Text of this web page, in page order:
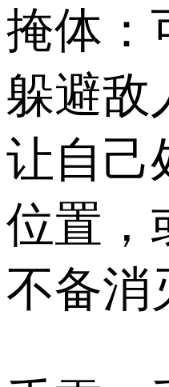
掩体：
躲避敌
让自己
位置，
不备消